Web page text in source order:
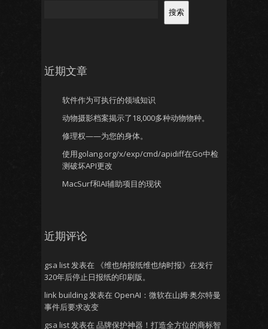
搜索
近期文章
软件作为可执行的领域知识
动物摄影档案揭示了18,000多种动物物种。
修理权——为您的身体。
使用golang.org/x/exp/cmd/apidiff在Go中检
测破坏API更改
MacSurf和AI辅助项目的现状
近期评论
gsa list发表在
《维也纳报纸维也纳时报》在发行
320年后停止日报纸的印刷版。
link building发表在 OpenAI：微软在山姆·奥尔特曼
事件后要求改变
gsa list发表在 品牌保护神器！打造全方位的商标智